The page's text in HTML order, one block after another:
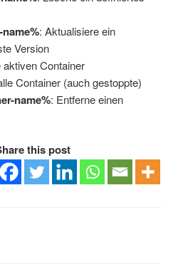
: Aktualisiere ein
Version
aktiven Container
Container (auch gestoppte)
name%: Entferne einen
this post